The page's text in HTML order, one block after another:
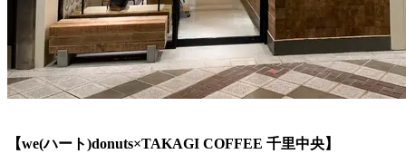
【we(ハート)donuts×TAKAGI COFFEE 千里中央】